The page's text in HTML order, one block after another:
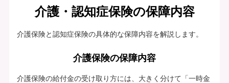
介護・認知症保険の保障内容
介護保険と認知症保険の具体的な保障内容を解説します。
介護保険の保障内容
介護保険の給付金の受け取り方には、大きく分けて「一時金